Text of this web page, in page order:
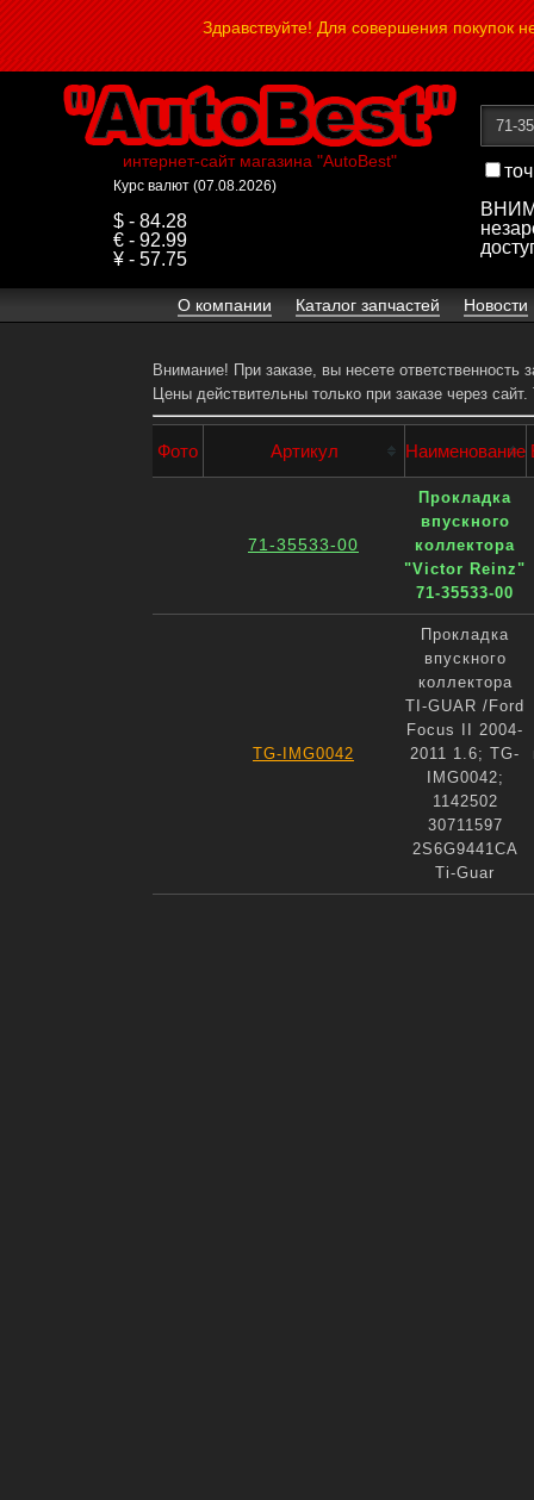
Здравствуйте! Для совершения покупок
интернет-сайт магазина "AutoBest"
Курс валют (07.08.2026)
$ - 84.28
€ - 92.99
¥ - 57.75
О компании Каталог запчастей Новости
Внимание! При заказе, вы несете ответственность
Цены действительны только при заказе через сайт.
Фото Артикул Наименование
71-35533-00
Прокладка
впускного
коллектора
"Victor Reinz"
71-35533-00
TG-IMG0042
Прокладка
впускного
коллектора
TI-GUAR /Ford
Focus II 2004-
2011 1.6; TG-
IMG0042;
1142502
30711597
2S6G9441CA
Ti-Guar